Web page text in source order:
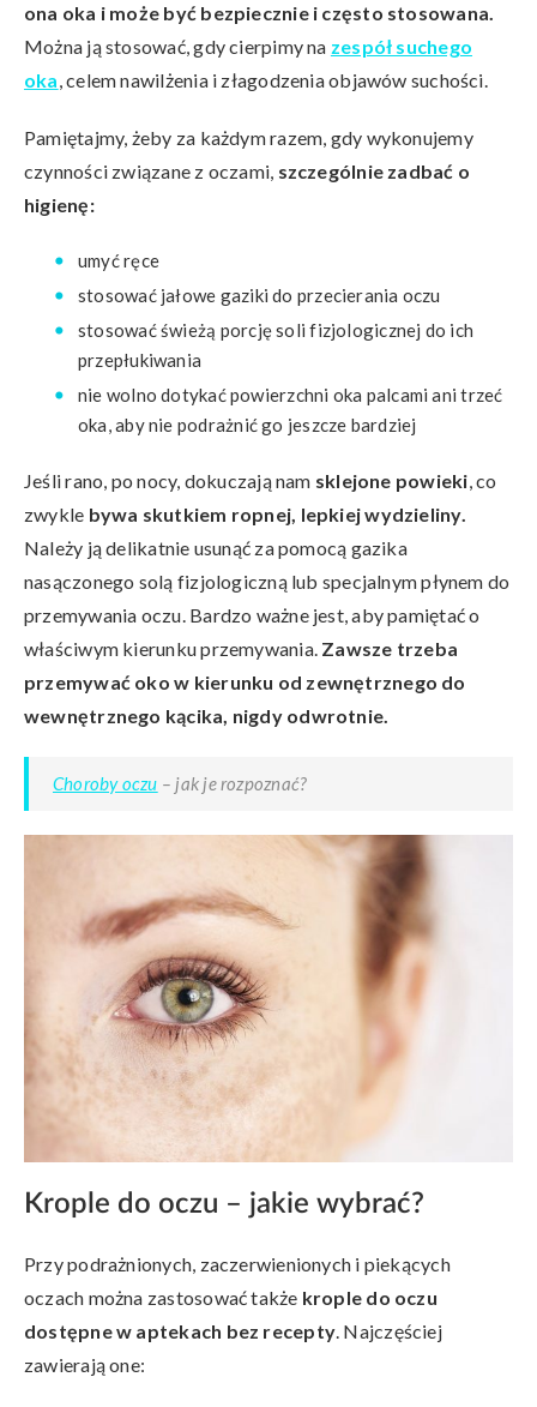
ona oka i może być bezpiecznie i często stosowana.
Można ją stosować, gdy cierpimy na zespół suchego
oka, celem nawilżenia i złagodzenia objawów suchości.
Pamiętajmy, żeby za każdym razem, gdy wykonujemy
czynności związane z oczami, szczególnie zadbać o
higienę:
umyć ręce
stosować jałowe gaziki do przecierania oczu
stosować świeżą porcję soli fizjologicznej do ich
przepłukiwania
nie wolno dotykać powierzchni oka palcami ani trzeć
oka, aby nie podrażnić go jeszcze bardziej
Jeśli rano, po nocy, dokuczają nam sklejone powieki, co
zwykle bywa skutkiem ropnej, lepkiej wydzieliny.
Należy ją delikatnie usunąć za pomocą gazika
nasączonego solą fizjologiczną lub specjalnym płynem do
przemywania oczu. Bardzo ważne jest, aby pamiętać o
właściwym kierunku przemywania. Zawsze trzeba
przemywać oko w kierunku od zewnętrznego do
wewnętrznego kącika, nigdy odwrotnie.
Choroby oczu – jak je rozpoznać?
Krople do oczu – jakie wybrać?
Przy podrażnionych, zaczerwienionych i piekących
oczach można zastosować także krople do oczu
dostępne w aptekach bez recepty. Najczęściej
zawierają one: